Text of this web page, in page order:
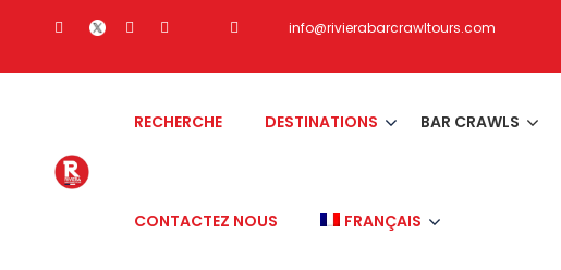
info@rivierabarcrawltours.com
RECHERCHE DESTINATIONS BAR CRAWLS
CONTACTEZ NOUS FRANÇAIS